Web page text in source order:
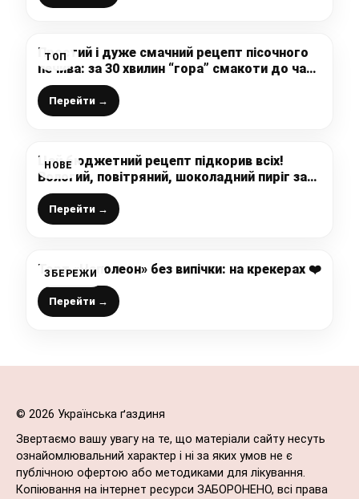
ТОП
Простий і дуже смачний рецепт пісочного
печива: за 30 хвилин “гора” смакоти до чаю
на столі
Перейти →
НОВЕ
Цей бюджетний рецепт підкорив всіх!
Вологий, повітряний, шоколадний пиріг за
мінімум часу і витрат
Перейти →
ЗБЕРЕЖИ
Торт «Наполеон» без випічки: на крекерах ❤️
Перейти →
© 2026 Українська ґаздиня
Звертаємо вашу увагу на те, що матеріали сайту несуть
ознайомлювальний характер і ні за яких умов не є
публічною офертою або методиками для лікування.
Копіювання на інтернет ресурси ЗАБОРОНЕНО, всі права